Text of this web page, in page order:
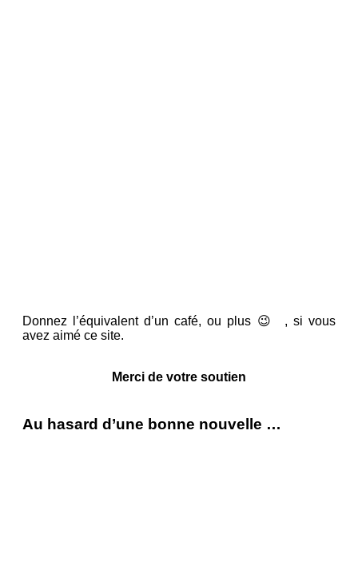
Donnez l’équivalent d’un café, ou plus 😉 , si vous
avez aimé ce site.
Merci de votre soutien
Au hasard d’une bonne nouvelle …